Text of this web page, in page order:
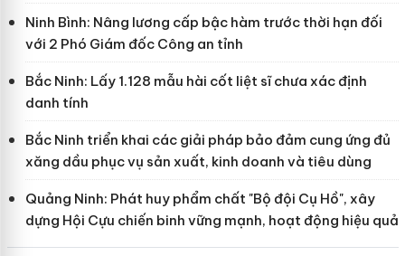
Ninh Bình: Nâng lương cấp bậc hàm trước thời hạn đối
với 2 Phó Giám đốc Công an tỉnh
Bắc Ninh: Lấy 1.128 mẫu hài cốt liệt sĩ chưa xác định
danh tính
Bắc Ninh triển khai các giải pháp bảo đảm cung ứng đủ
xăng dầu phục vụ sản xuất, kinh doanh và tiêu dùng
Quảng Ninh: Phát huy phẩm chất "Bộ đội Cụ Hồ", xây
dựng Hội Cựu chiến binh vững mạnh, hoạt động hiệu quả